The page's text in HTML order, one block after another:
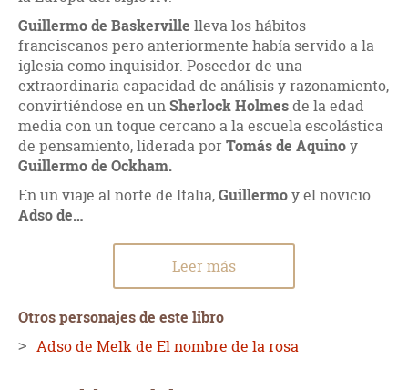
Guillermo de Baskerville lleva los hábitos
franciscanos pero anteriormente había servido a la
iglesia como inquisidor. Poseedor de una
extraordinaria capacidad de análisis y razonamiento,
convirtiéndose en unSherlock Holmesde la edad
media con un toque cercano a la escuela escolástica
de pensamiento, liderada por Tomás de Aquinoy
Guillermo de Ockham.
En un viaje al norte de Italia,Guillermoy el novicio
Adso de…
Leer más
Otros personajes de este libro
Adso de Melk de El nombre de la rosa